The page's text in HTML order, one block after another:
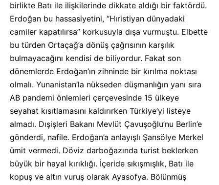
birlikte Batı ile ilişkilerinde dikkate aldığı bir faktördü.
Erdoğan bu hassasiyetini, “Hıristiyan dünyadaki
camiler kapatılırsa” korkusuyla dışa vurmuştu. Elbette
bu türden Ortaçağ’a dönüş çağrısının karşılık
bulmayacağını kendisi de biliyordur. Fakat son
dönemlerde Erdoğan’ın zihninde bir kırılma noktası
olmalı. Yunanistan’la nükseden düşmanlığın yanı sıra
AB pandemi önlemleri çerçevesinde 15 ülkeye
seyahat kısıtlamasını kaldırırken Türkiye’yi listeye
almadı. Dışişleri Bakanı Mevlüt Çavuşoğlu’nu Berlin’e
gönderdi, nafile. Erdoğan’a anlayışlı Şansölye Merkel
ümit vermedi. Döviz darboğazında turist beklerken
büyük bir hayal kırıklığı. İçeride sıkışmışlık, Batı ile
kopuş ve altın vuruş olarak Ayasofya. Bölünmüş